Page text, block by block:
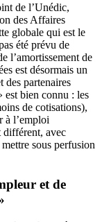
de l’Unédic,
des Affaires
globale qui est le
été prévu de
l’amortissement de
est désormais un
des partenaires
est bien connu : les
de cotisations),
à l’emploi
différent, avec
sous perfusion
et de